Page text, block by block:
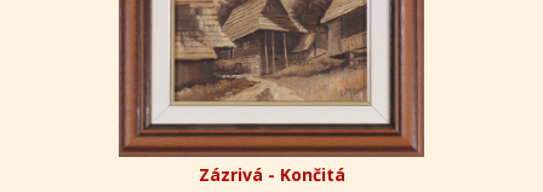
Zázrivá - Končitá